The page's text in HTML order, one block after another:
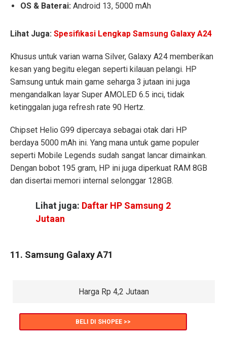
OS & Baterai: Android 13, 5000 mAh
Lihat Juga: Spesifikasi Lengkap Samsung Galaxy A24
Khusus untuk varian warna Silver, Galaxy A24 memberikan
kesan yang begitu elegan seperti kilauan pelangi. HP
Samsung untuk main game seharga 3 jutaan ini juga
mengandalkan layar Super AMOLED 6.5 inci, tidak
ketinggalan juga refresh rate 90 Hertz.
Chipset Helio G99 dipercaya sebagai otak dari HP
berdaya 5000 mAh ini. Yang mana untuk game populer
seperti Mobile Legends sudah sangat lancar dimainkan.
Dengan bobot 195 gram, HP ini juga diperkuat RAM 8GB
dan disertai memori internal selonggar 128GB.
Lihat juga: Daftar HP Samsung 2
Jutaan
11. Samsung Galaxy A71
Harga Rp 4,2 Jutaan
BELI DI SHOPEE >>